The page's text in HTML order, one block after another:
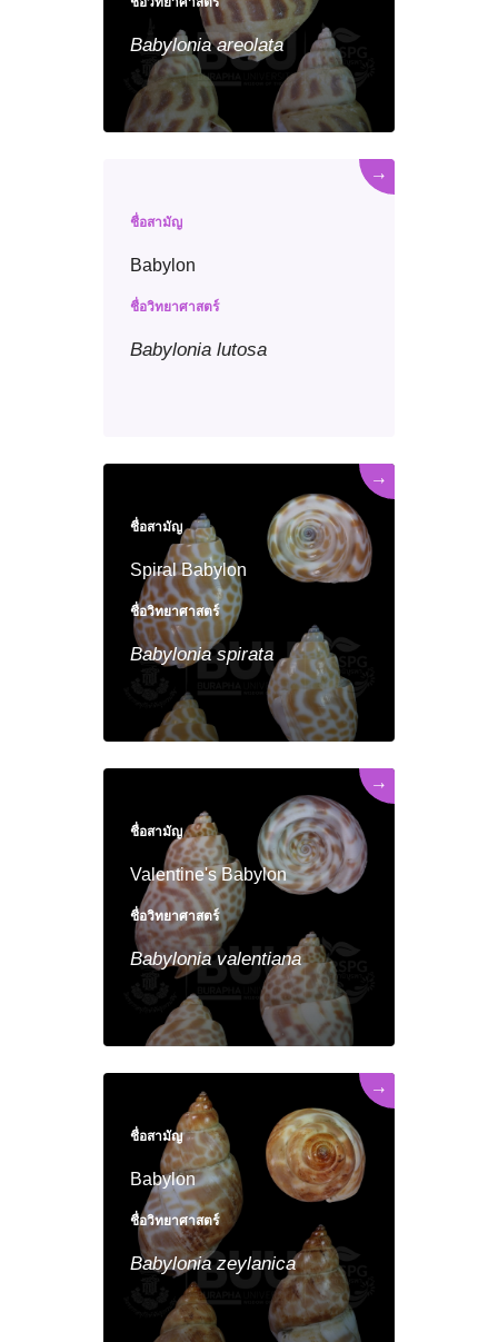
Babylonia areolata
ชื่อสามัญ
Babylon
ชื่อวิทยาศาสตร์
Babylonia lutosa
→
ชื่อสามัญ
Spiral Babylon
ชื่อวิทยาศาสตร์
Babylonia spirata
→
ชื่อสามัญ
Valentine's Babylon
ชื่อวิทยาศาสตร์
Babylonia valentiana
→
ชื่อสามัญ
Babylon
ชื่อวิทยาศาสตร์
Babylonia zeylanica
→